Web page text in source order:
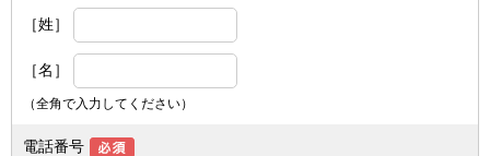
［姓］
［名］
（全角で入力してください）
電話番号